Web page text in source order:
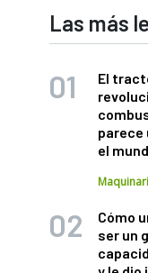
Las más
El
parece
el
Cómo
ser un